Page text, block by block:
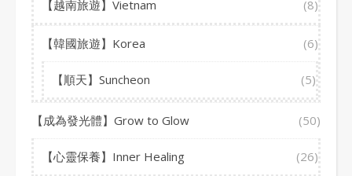
【越南旅遊】Vietnam (8)
【韓國旅遊】Korea (6)
【順天】Suncheon (5)
【成為發光體】Grow to Glow (50)
【心靈保養】Inner Healing (26)